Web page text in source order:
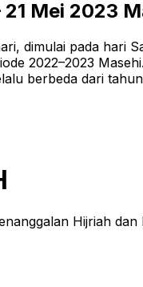
21 Mei 2023
dimulai pada hari
2022–2023
berbeda dari
Hijriah